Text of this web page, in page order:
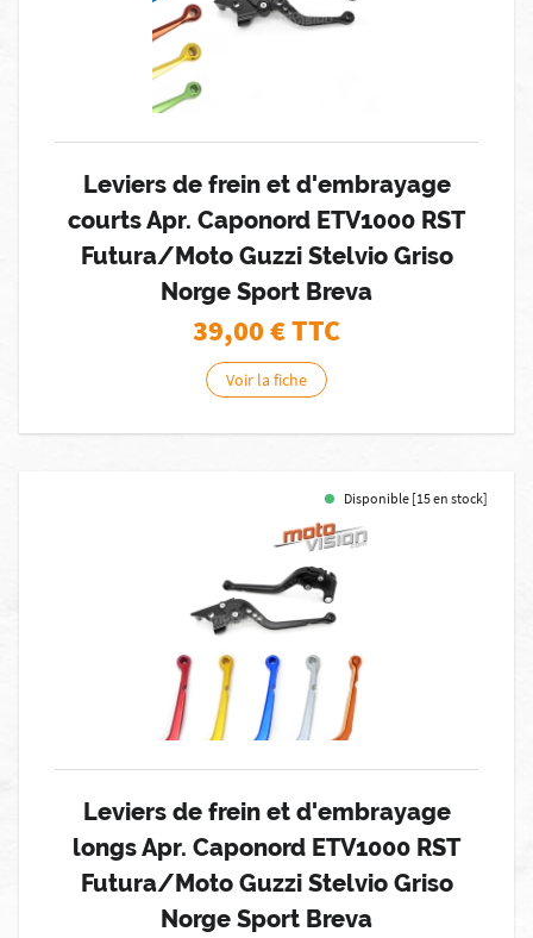
Leviers de frein et d'embrayage
courts Apr. Caponord ETV1000 RST
Futura/Moto Guzzi Stelvio Griso
Norge Sport Breva
39,00€ TTC
Voir la fiche
Disponible [15 en stock]
Leviers de frein et d'embrayage
longs Apr. Caponord ETV1000 RST
Futura/Moto Guzzi Stelvio Griso
Norge Sport Breva